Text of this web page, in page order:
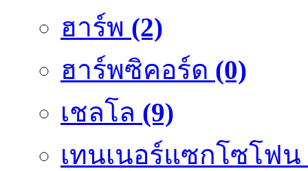
ฮาร์พ (2)
ฮาร์พซิคอร์ด (0)
เชลโล (9)
เทนเนอร์แซกโซโฟน